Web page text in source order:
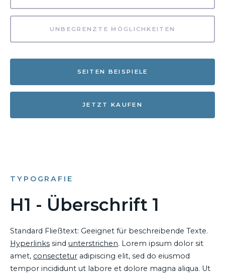
UNBEGRENZTE MÖGLICHKEITEN
SEITEN BEISPIELE
JETZT KAUFEN
TYPOGRAFIE
H1 - Überschrift 1
Standard Fließtext: Geeignet für beschreibende Texte.
Hyperlinks sind unterstrichen. Lorem ipsum dolor sit
amet, consectetur adipiscing elit, sed do eiusmod
tempor incididunt ut labore et dolore magna aliqua. Ut